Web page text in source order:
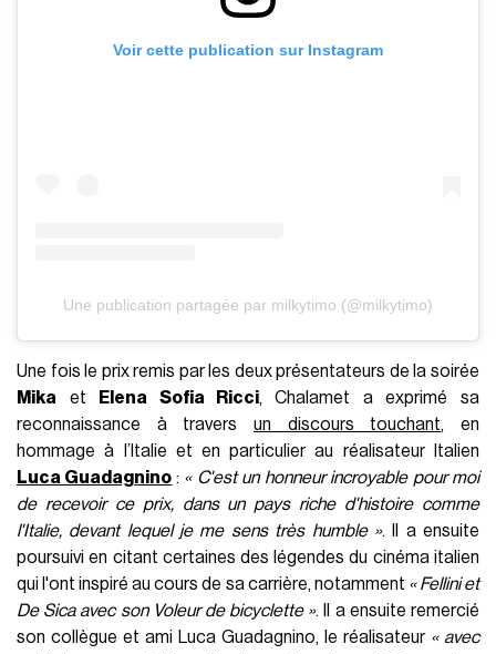
Voir cette publication sur Instagram
Une publication partagée par milkytimo (@milkytimo)
Une fois le prix remis par les deux présentateurs de la soirée
Mika et Elena Sofia Ricci, Chalamet a exprimé sa
reconnaissance à travers un discours touchant, en
hommage à l’Italie et en particulier au réalisateur Italien
Luca Guadagnino : « C'est un honneur incroyable pour moi
de recevoir ce prix, dans un pays riche d'histoire comme
l'Italie, devant lequel je me sens très humble ». Il a ensuite
poursuivi en citant certaines des légendes du cinéma italien
qui l'ont inspiré au cours de sa carrière, notamment « Fellini et
De Sica avec son Voleur de bicyclette ». Il a ensuite remercié
son collègue et ami Luca Guadagnino, le réalisateur « avec